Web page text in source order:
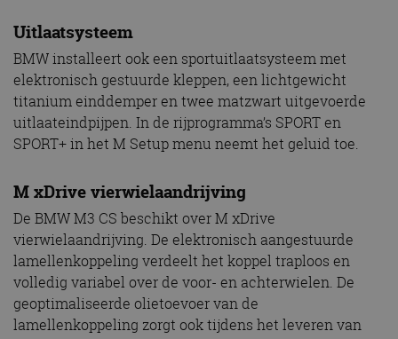
Uitlaatsysteem
BMW installeert ook een sportuitlaatsysteem met
elektronisch gestuurde kleppen, een lichtgewicht
titanium einddemper en twee matzwart uitgevoerde
uitlaateindpijpen. In de rijprogramma’s SPORT en
SPORT+ in het M Setup menu neemt het geluid toe.
M xDrive vierwielaandrijving
De BMW M3 CS beschikt over M xDrive
vierwielaandrijving. De elektronisch aangestuurde
lamellenkoppeling verdeelt het koppel traploos en
volledig variabel over de voor- en achterwielen. De
geoptimaliseerde olietoevoer van de
lamellenkoppeling zorgt ook tijdens het leveren van